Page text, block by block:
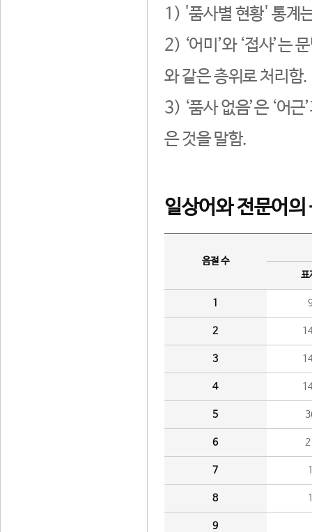
1) '품사별 현황' 통계
2) ‘어미’와 ‘접사’는
와 같은 층위로 처리함.
3) ‘품사 없음’은 ‘어
은 것을 말함.
일상어와 전문어의
음절 수
표
1
2
3
4
5
6
7
8
9